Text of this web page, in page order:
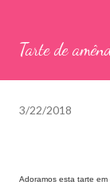
Tarte de
3/22/2018
Adoramos esta tarte